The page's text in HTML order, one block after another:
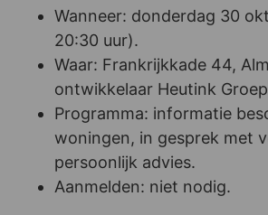
Wanneer: donderdag 30
20:30 uur).
Waar: Frankrijkkade 44,
ontwikkelaar Heutink
Programma: informatie
woningen, in gesprek met
persoonlijk advies.
Aanmelden: niet nodig.